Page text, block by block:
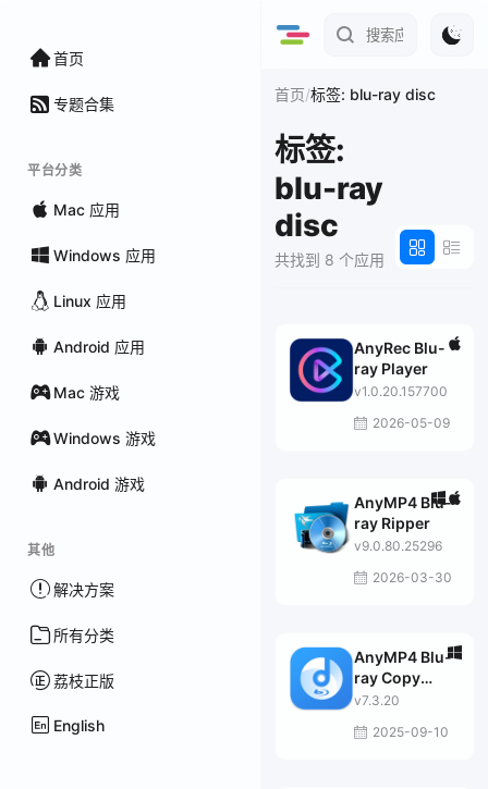
首页
专题合集
平台分类
Mac 应用
Windows 应用
Linux 应用
Android 应用
Mac 游戏
Windows 游戏
Android 游戏
其他
解决方案
所有分类
荔枝正版
English
首页/标签: blu-ray disc
标签:
blu-ray
disc
共找到 8 个应用
AnyRec Blu-
ray Player
v1.0.20.157700
2026-05-09
AnyMP4 Blu-
ray Ripper
v9.0.80.25296
2026-03-30
AnyMP4 Blu-
ray Copy
Platinum
v7.3.20
2025-09-10